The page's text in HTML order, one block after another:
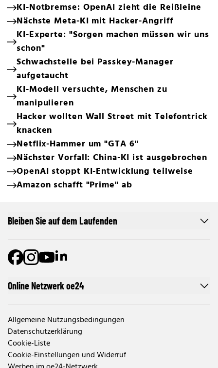
KI-Notbremse: OpenAI zieht die Reißleine
Nächste Meta-KI mit Hacker-Angriff
KI-Experte: "Sorgen machen müssen wir uns
schon"
Schwachstelle bei Passkey-Manager
aufgetaucht
KI-Modell versuchte, Menschen zu
manipulieren
Hacker wollten Wall Street mit Telefontrick
knacken
Netflix-Hammer um "GTA 6"
Nächster Vorfall: China-KI ist ausgebrochen
OpenAI stoppt KI-Entwicklung teilweise
Amazon schafft "Prime" ab
Online Netzwerk oe24
Allgemeine Nutzungsbedingungen
Datenschutzerklärung
Cookie-Liste
Cookie-Einstellungen und Widerruf
Bleiben Sie auf dem Laufenden